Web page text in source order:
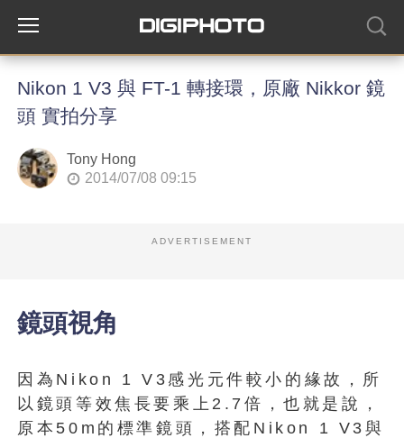
Nikon 1 V3 與 FT-1 轉接環，原廠 Nikkor 鏡
頭 實拍分享
Tony Hong
2014/07/08 09:15
ADVERTISEMENT
鏡頭視角
因為Nikon 1 V3感光元件較小的緣故，所
以鏡頭等效焦長要乘上2.7倍，也就是說，
原本50m的標準鏡頭，搭配Nikon 1 V3與